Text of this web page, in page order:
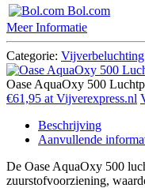
Bol.com
Meer Informatie
Categorie: Vijverbeluchting
Oase AquaOxy 500
€61,95 at Vijverexpress.nl
Beschrijving
Aanvullende
De Oase AquaOxy 500
zuurstofvoorziening,